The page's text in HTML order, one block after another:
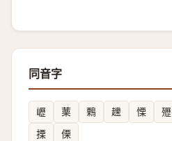
同音字
㠣 䔁 鷅 䟏 慄 㱹
搮
傈